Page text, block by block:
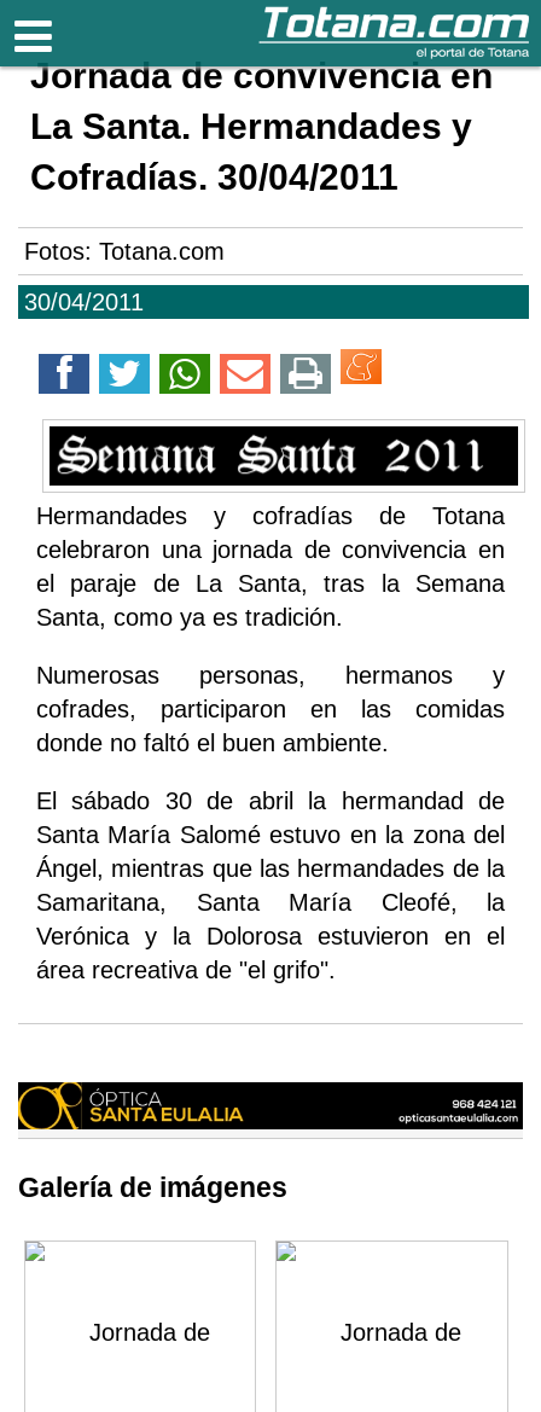
Totana.com
30/04/2011
Jornada de convivencia en
La Santa. Hermandades y
Cofradías. 30/04/2011
Fotos: Totana.com
Hermandades y cofradías de Totana
celebraron una jornada de convivencia en
el paraje de La Santa, tras la Semana
Santa, como ya es tradición.
Numerosas personas, hermanos y
cofrades, participaron en las comidas
donde no faltó el buen ambiente.
El sábado 30 de abril la hermandad de
Santa María Salomé estuvo en la zona del
Ángel, mientras que las hermandades de la
Samaritana, Santa María Cleofé, la
Verónica y la Dolorosa estuvieron en el
área recreativa de "el grifo".
Galería de imágenes